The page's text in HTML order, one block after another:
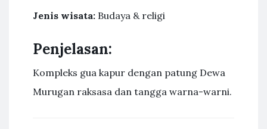
Jenis wisata: Budaya & religi
Penjelasan:
Kompleks gua kapur dengan patung Dewa
Murugan raksasa dan tangga warna-warni.